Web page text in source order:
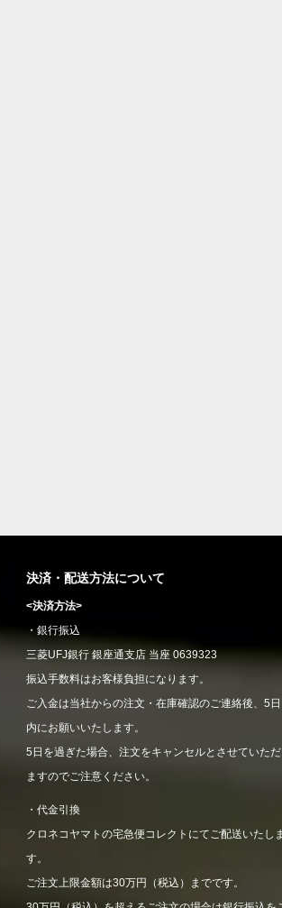
決済・配送方法について
<決済方法>
・銀行振込
三菱UFJ銀行 銀座通支店 当座 0639323
振込手数料はお客様負担になります。
ご入金は当社からの注文・在庫確認のご連絡後、5
内にお願いいたします。
5日を過ぎた場合、注文をキャンセルとさせていただ
ますのでご注意ください。
・代金引換
クロネコヤマトの宅急便コレクトにてご配送いたしま
す。
ご注文上限金額は30万円（税込）までです。